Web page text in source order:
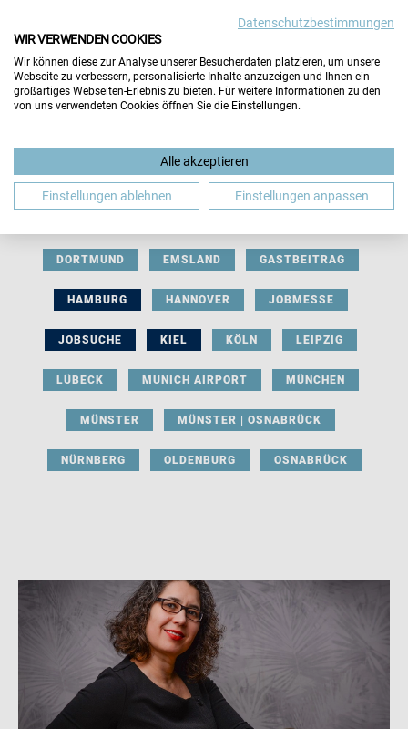
BERUFLICHE ORIENTIERUNG BEWERBUNG
DORTMUND EMSLAND GASTBEITRAG
HAMBURG HANNOVER JOBMESSE
JOBSUCHE KIEL KÖLN LEIPZIG
LÜBECK MUNICH AIRPORT MÜNCHEN
MÜNSTER MÜNSTER | OSNABRÜCK
NÜRNBERG OLDENBURG OSNABRÜCK
Datenschutzbestimmungen
WIR VERWENDEN COOKIES
Wir können diese zur Analyse unserer Besucherdaten platzieren, um unsere
Webseite zu verbessern, personalisierte Inhalte anzuzeigen und Ihnen ein
großartiges Webseiten-Erlebnis zu bieten. Für weitere Informationen zu den
von uns verwendeten Cookies öffnen Sie die Einstellungen.
Alle akzeptieren
Einstellungen ablehnen Einstellungen anpassen